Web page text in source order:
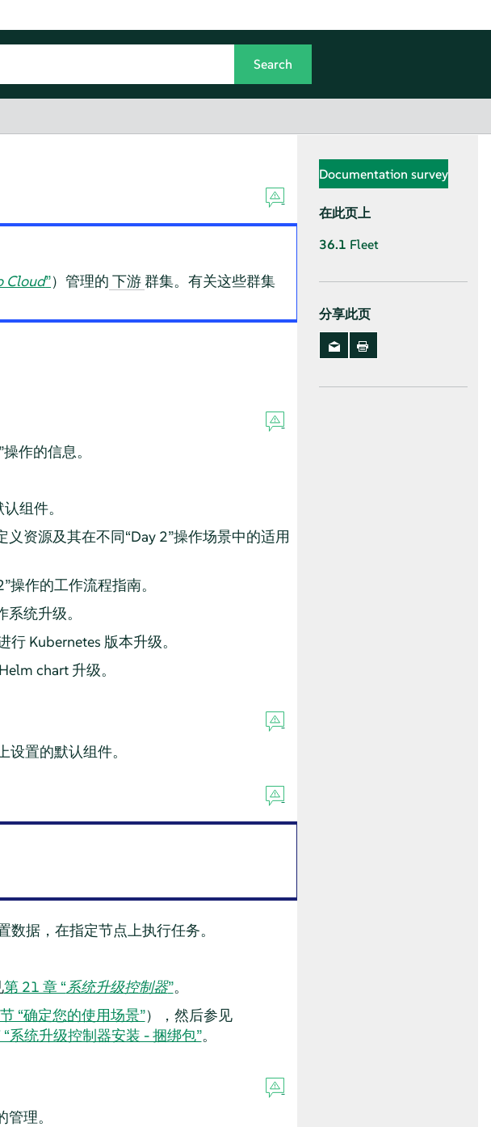
Cloud”）管理的 下游群集。有关这些群集
作的信息。
组件。
资源及其在不同“Day 2”操作场景中的适用
操作的工作流程指南。
统升级。
Kubernetes 版本升级。
chart 升级。
设置的默认组件。
数据，在指定节点上执行任务。
第 21 章 “系统升级控制器”。
“确定您的使用场景”），然后参见
系统升级控制器安装 - 捆绑包”。
理。
Documentation survey
在此页上
36.1 Fleet
分享此页